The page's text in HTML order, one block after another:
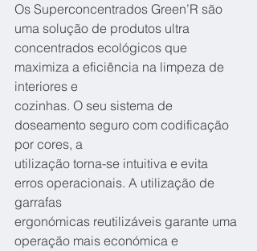
Os Superconcentrados Green’R são
uma solução de produtos ultra
concentrados ecológicos que
maximiza a eficiência na limpeza de
interiores e
cozinhas. O seu sistema de
doseamento seguro com codificação
por cores, a
utilização torna-se intuitiva e evita
erros operacionais. A utilização de
garrafas
ergonómicas reutilizáveis garante uma
operação mais económica e